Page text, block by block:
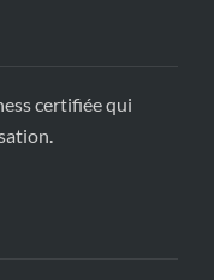
certifiée qui